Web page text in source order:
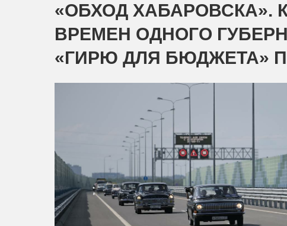
«ОБХОД ХАБАРОВСКА».
ВРЕМЕН ОДНОГО
«ГИРЮ ДЛЯ БЮДЖЕТА»